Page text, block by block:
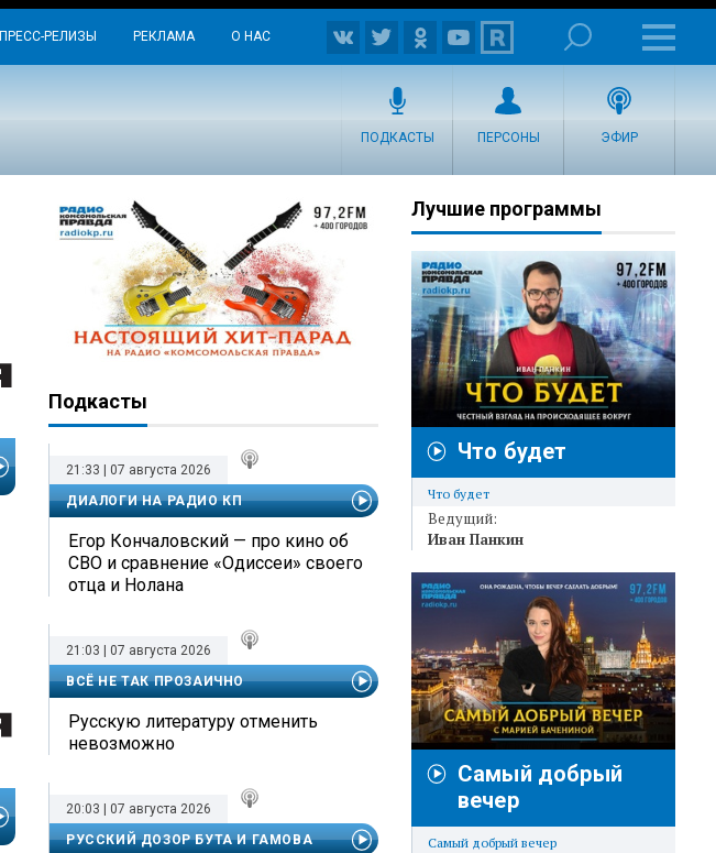
ПРЕСС-РЕЛИЗЫ РЕКЛАМА О НАС
ПОДКАСТЫ ПЕРСОНЫ ЭФИР
Подкасты
21:33 | 07 августа 2026
ДИАЛОГИ НА РАДИО КП
Егор Кончаловский — про кино об
СВО и сравнение «Одиссеи» своего
отца и Нолана
21:03 | 07 августа 2026
ВСЁ НЕ ТАК ПРОЗАИЧНО
Русскую литературу отменить
невозможно
20:03 | 07 августа 2026
РУССКИЙ ДОЗОР БУТА И ГАМОВА
Лучшие программы
Что будет
Что будет
Ведущий:
Иван Панкин
Самый добрый
вечер
Самый добрый вечер